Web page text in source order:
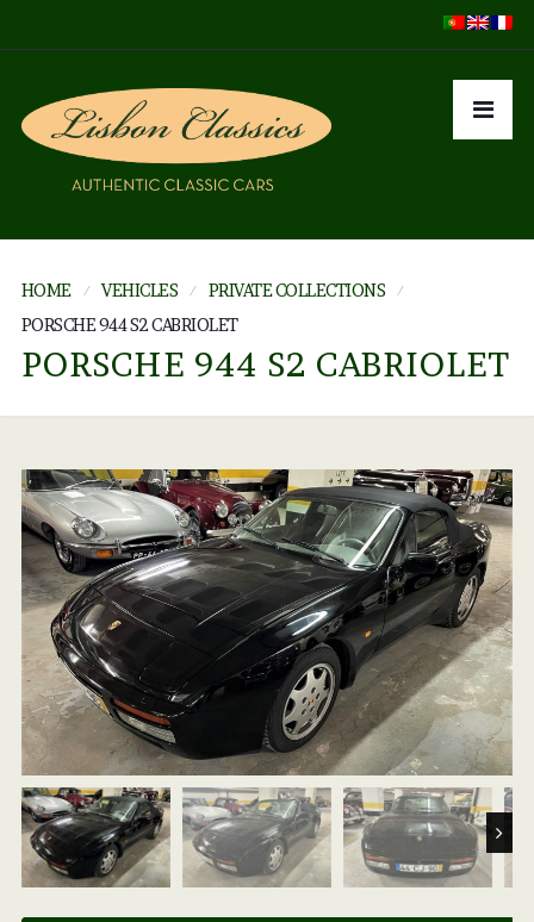
HOME VEHICLES
PRIVATE COLLECTIONS
PORSCHE 944 S2 CABRIOLET
PORSCHE 944 S2 CABRIOLET